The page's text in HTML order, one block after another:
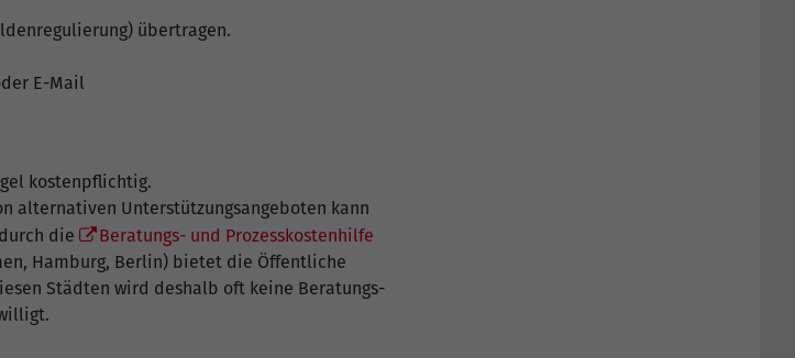
übertragen.
E-Mail
kostenpflichtig.
alternativen Unterstützungsangeboten kann
die
Beratungs- und Prozesskostenhilfe
Hamburg, Berlin) bietet die Öffentliche
Städten wird deshalb oft keine Beratungs-